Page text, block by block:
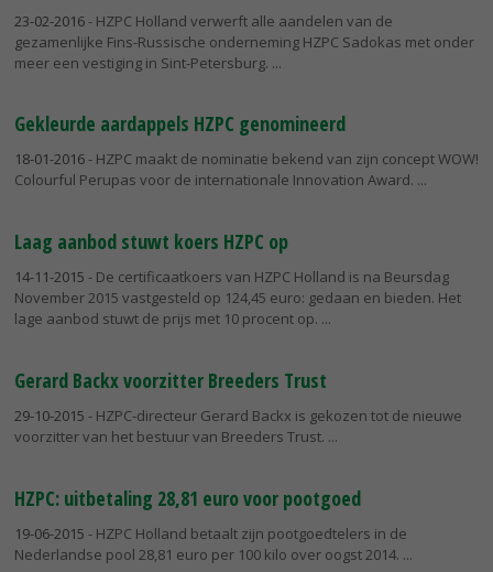
23-02-2016- HZPC Holland verwerft alle aandelen van de
gezamenlijke Fins-Russische onderneming HZPC Sadokas met onder
meer een vestiging in Sint-Petersburg.
Gekleurde aardappels HZPC genomineerd
18-01-2016- HZPC maakt de nominatie bekend van zijn concept WOW!
Colourful Perupas voor de internationale Innovation Award.
Laag aanbod stuwt koers HZPC op
14-11-2015 - De certificaatkoers van HZPC Holland is na Beursdag
November 2015 vastgesteld op 124,45 euro: gedaan en bieden. Het
lage aanbod stuwt de prijs met 10 procent op.
Gerard Backx voorzitter Breeders Trust
29-10-2015 - HZPC-directeur Gerard Backx is gekozen tot de nieuwe
voorzitter van het bestuur van Breeders Trust.
HZPC: uitbetaling 28,81 euro voor pootgoed
19-06-2015 - HZPC Holland betaalt zijn pootgoedtelers in de
Nederlandse pool 28,81 euro per 100 kilo over oogst 2014.